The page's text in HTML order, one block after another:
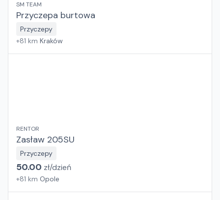
SM TEAM
Przyczepa burtowa
Przyczepy
+81 km Kraków
RENTOR
Zasław 205SU
Przyczepy
50.00 zł/dzień
+81 km Opole